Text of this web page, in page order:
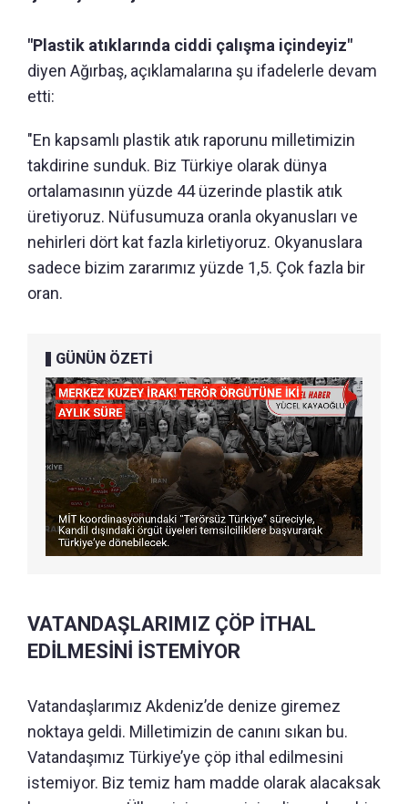
"Plastik atıklarında ciddi çalışma içindeyiz"
diyen Ağırbaş, açıklamalarına şu ifadelerle devam
etti:
"En kapsamlı plastik atık raporunu milletimizin
takdirine sunduk. Biz Türkiye olarak dünya
ortalamasının yüzde 44 üzerinde plastik atık
üretiyoruz. Nüfusumuza oranla okyanusları ve
nehirleri dört kat fazla kirletiyoruz. Okyanuslara
sadece bizim zararımız yüzde 1,5. Çok fazla bir
oran.
GÜNÜN ÖZETİ
VATANDAŞLARIMIZ ÇÖP İTHAL
EDİLMESİNİ İSTEMİYOR
Vatandaşlarımız Akdeniz’de denize giremez
noktaya geldi. Milletimizin de canını sıkan bu.
Vatandaşımız Türkiye’ye çöp ithal edilmesini
istemiyor. Biz temiz ham madde olarak alacaksak